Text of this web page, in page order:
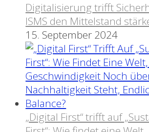
Digitalisierung trifft
ISMS den Mittelstand
15. September 2024
„Digital First“ trifft auf